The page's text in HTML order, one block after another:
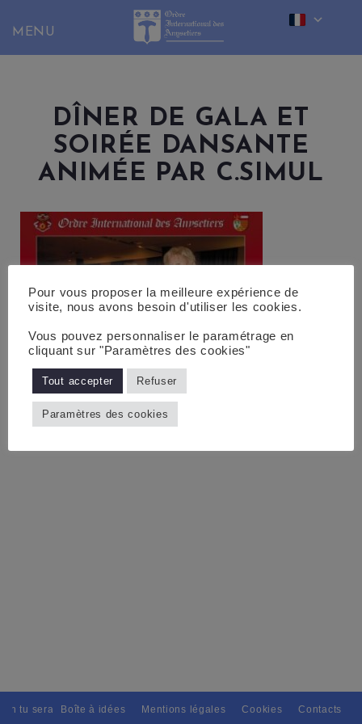
content
DÎNER DE GALA ET
SOIRÉE DANSANTE
ANIMÉE PAR C.SIMUL
tu seras, Pour tous avec discernement. // L'amitié tu
Boîte à idées Mentions légales Cookies Contacts
Pour vous proposer la meilleure expérience de
visite, nous avons besoin d'utiliser les cookies.
Vous pouvez personnaliser le paramétrage en
cliquant sur "Paramètres des cookies"
Tout accepter Refuser
Paramètres des cookies